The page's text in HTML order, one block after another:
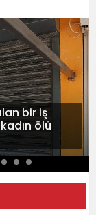
bir iş
ölü